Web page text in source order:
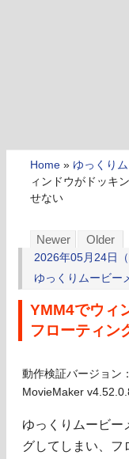
Home » ゆっくり
ィンドウがドッキ
せない
Newer Older
2026年05月24日
ゆっくりムービー
YMM4でウィ
フローティン
動作検証バージョン
MovieMaker
ゆっくりムービー
グしてしまい、フ